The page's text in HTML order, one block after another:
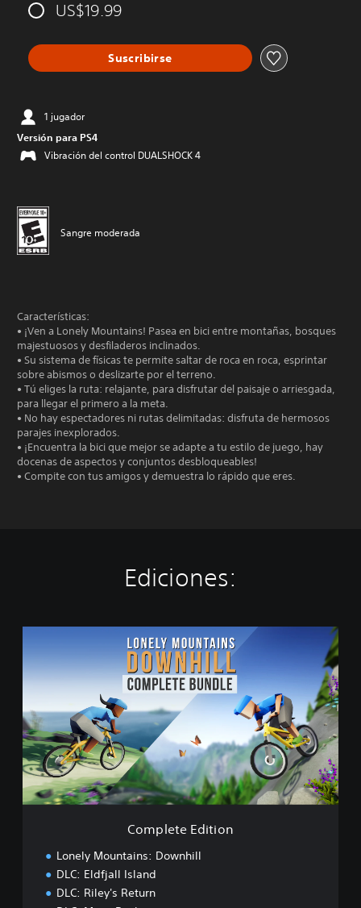
US$19.99
Suscribirse
1 jugador
Versión para PS4
Vibración del control DUALSHOCK 4
Sangre moderada
Características:
• ¡Ven a Lonely Mountains! Pasea en bici entre montañas, bosques
majestuosos y desfiladeros inclinados.
• Su sistema de físicas te permite saltar de roca en roca, esprintar
sobre abismos o deslizarte por el terreno.
• Tú eliges la ruta: relajante, para disfrutar del paisaje o arriesgada,
para llegar el primero a la meta.
• No hay espectadores ni rutas delimitadas: disfruta de hermosos
parajes inexplorados.
• ¡Encuentra la bici que mejor se adapte a tu estilo de juego, hay
docenas de aspectos y conjuntos desbloqueables!
• Compite con tus amigos y demuestra lo rápido que eres.
Ediciones:
m
p
e
t
e
E
d
i
t
Complete Edition
Lonely Mountains: Downhill
DLC: Eldfjall Island
DLC: Riley's Return